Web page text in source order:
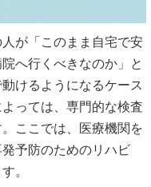
が「このまま自宅で安
へ行くべきなのか」と
けるようになるケース
っては、専門的な検査
ここでは、医療機関を
予防のためのリハビ
。